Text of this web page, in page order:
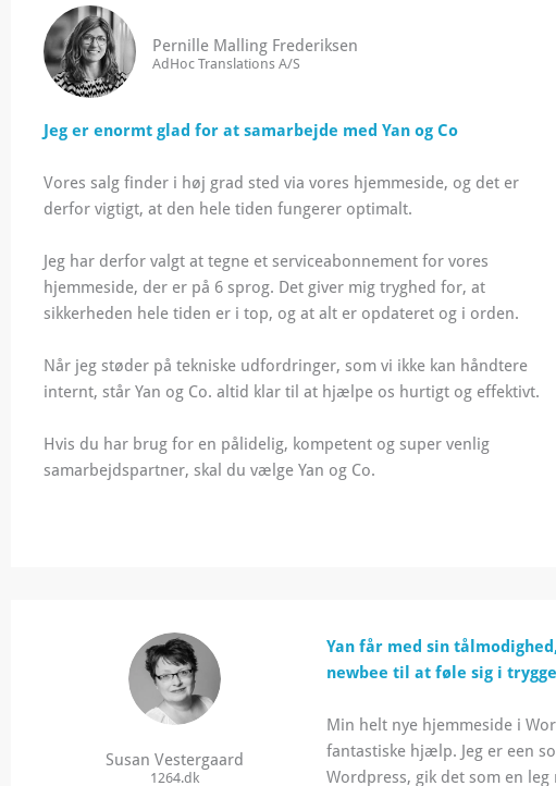
Pernille Malling Frederiksen
AdHoc Translations A/S
Jeg er enormt glad for at samarbejde med Yan og Co
Vores salg finder i høj grad sted via vores hjemmeside, og det er
derfor vigtigt, at den hele tiden fungerer optimalt.
Jeg har derfor valgt at tegne et serviceabonnement for vores
hjemmeside, der er på 6 sprog. Det giver mig tryghed for, at
sikkerheden hele tiden er i top, og at alt er opdateret og i orden.
Når jeg støder på tekniske udfordringer, som vi ikke kan håndtere
internt, står Yan og Co. altid klar til at hjælpe os hurtigt og effektivt.
Hvis du har brug for en pålidelig, kompetent og super venlig
samarbejdspartner, skal du vælge Yan og Co.
Susan Vestergaard
1264.dk
Yan får med sin
newbee til at føle sig i
Min helt nye hjemmeside i
fantastiske hjælp. Jeg er een
Wordpress, gik det som en leg